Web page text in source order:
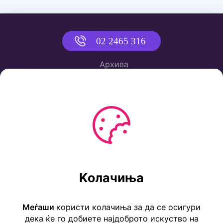
02 2465 316
Архива
Тел: ++389 2 2465 316
Kолачиња
Меѓаши користи колачиња за да се осигури
дека ќе го добиете најдоброто искуство на